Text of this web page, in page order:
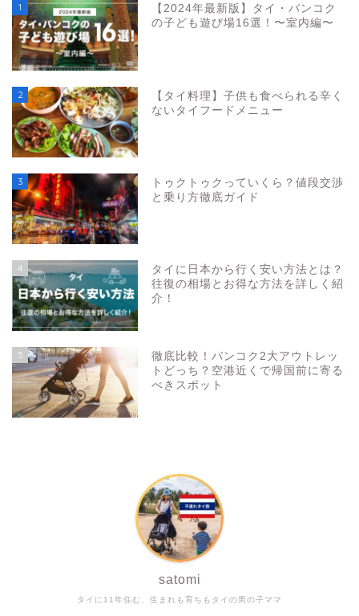
1
【2024年最新版】タイ・バンコク
の子ども遊び場16選！〜室内編〜
2
【タイ料理】子供も食べられる辛く
ないタイフードメニュー
3
トゥクトゥクっていくら？値段交渉
と乗り方徹底ガイド
4
タイに日本から行く安い方法とは？
往復の相場とお得な方法を詳しく紹
介！
5
徹底比較！バンコク2大アウトレッ
トどっち？空港近くで帰国前に寄る
べきスポット
タイに11年住む、生まれも育ちもタイの男の子ママ
satomi